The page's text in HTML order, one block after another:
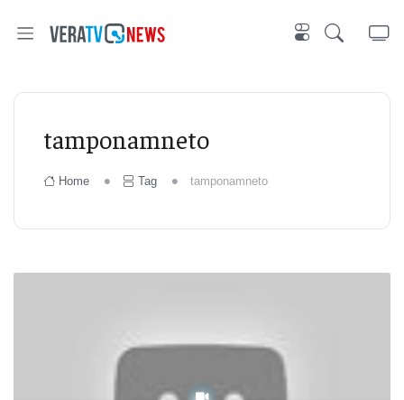
tamponamneto
Home Tag tamponamneto